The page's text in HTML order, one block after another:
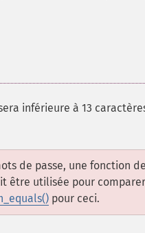
inférieure à 13
de passe, une fonction
être utilisée pour
pour ceci.